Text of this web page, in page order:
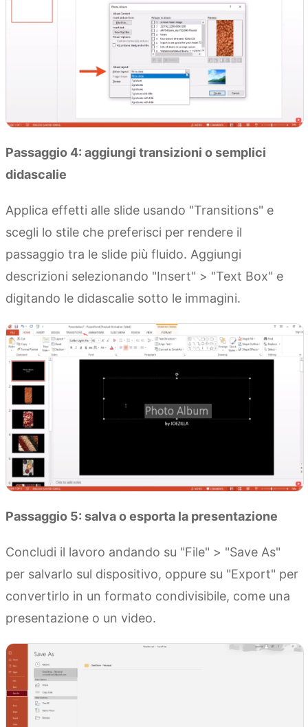
Passaggio 4: aggiungi transizioni o semplici
didascalie
Applica effetti alle slide usando "Transitions" e
scegli lo stile che preferisci per rendere il
passaggio tra le slide più fluido. Aggiungi
descrizioni selezionando "Insert" > "Text Box" e
digitando le didascalie sotto le immagini.
Passaggio 5: salva o esporta la presentazione
Concludi il lavoro andando su "File" > "Save As"
per salvarlo sul dispositivo, oppure su "Export" per
convertirlo in un formato condivisibile, come una
presentazione o un video.